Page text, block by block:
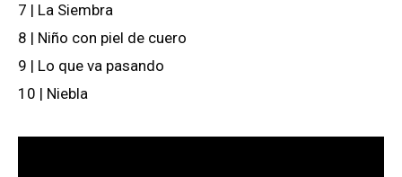
7 | La Siembra
8 | Niño con piel de cuero
9 | Lo que va pasando
10 | Niebla